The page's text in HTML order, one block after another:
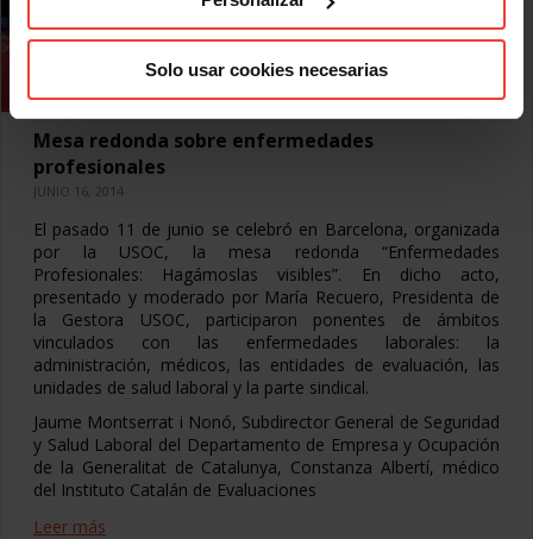
Solo usar cookies necesarias
Mesa redonda sobre enfermedades
profesionales
JUNIO 16, 2014
El pasado 11 de junio se celebró en Barcelona, organizada
por la USOC, la mesa redonda “Enfermedades
Profesionales: Hagámoslas visibles”. En dicho acto,
presentado y moderado por María Recuero, Presidenta de
la Gestora USOC, participaron ponentes de ámbitos
vinculados con las enfermedades laborales: la
administración, médicos, las entidades de evaluación, las
unidades de salud laboral y la parte sindical.
Jaume Montserrat i Nonó, Subdirector General de Seguridad
y Salud Laboral del Departamento de Empresa y Ocupación
de la Generalitat de Catalunya, Constanza Albertí, médico
del Instituto Catalán de Evaluaciones
Leer más